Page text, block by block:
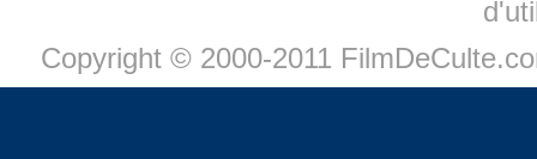
Copyright © 2000-2011